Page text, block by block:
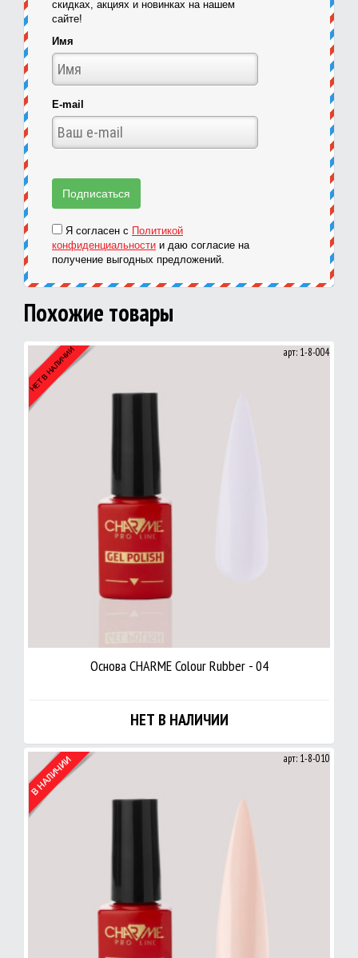
скидках, акциях и новинках на нашем
сайте!
Имя
E-mail
Я согласен с Политикой
конфиденциальности и даю согласие на
получение выгодных предложений.
Похожие товары
арт: 1-8-004
Основа CHARME Colour Rubber - 04
НЕТ В НАЛИЧИИ
арт: 1-8-010